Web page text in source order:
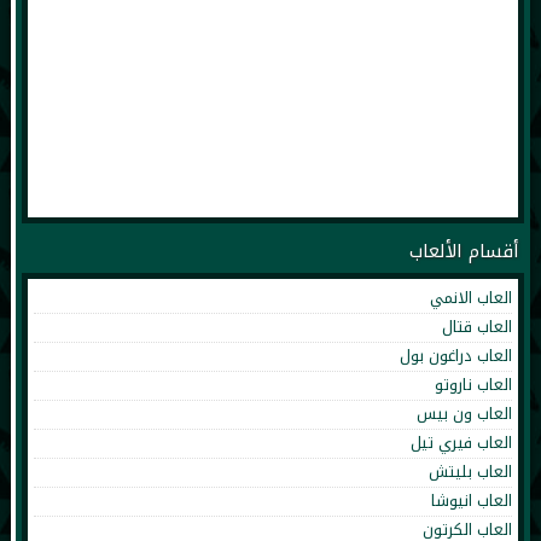
أقسام الألعاب
العاب الانمي
العاب قتال
العاب دراغون بول
العاب ناروتو
العاب ون بيس
العاب فيري تيل
العاب بليتش
العاب انيوشا
العاب الكرتون